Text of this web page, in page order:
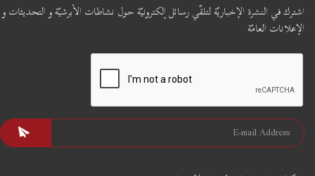
اشترك في النشرة الإخباريّة لتلقّي رسائل إلكترونيّة حول نشاطات الأبرشيّة و التحديثات و
الإعلانات العامّة